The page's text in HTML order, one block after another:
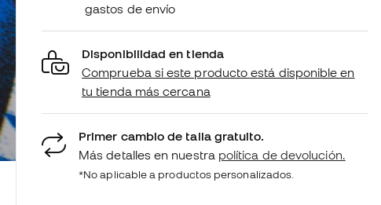
gastos de envío
Disponibilidad en tienda
Comprueba si este producto está disponible en
tu tienda más cercana
Primer cambio de talla gratuito.
Más detalles en nuestra política de devolución.
*No aplicable a productos personalizados.